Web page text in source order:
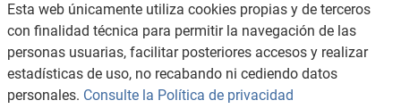
Esta web únicamente utiliza cookies propias y de terceros
con finalidad técnica para permitir la navegación de las
personas usuarias, facilitar posteriores accesos y realizar
estadísticas de uso, no recabando ni cediendo datos
personales. Consulte la Política de privacidad